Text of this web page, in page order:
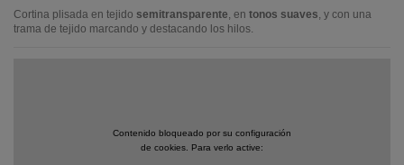
Cortina plisada en tejido semitransparente, en tonos suaves, y con una
trama de tejido marcando y destacando los hilos.
Contenido bloqueado por su configuración
de cookies. Para verlo active: